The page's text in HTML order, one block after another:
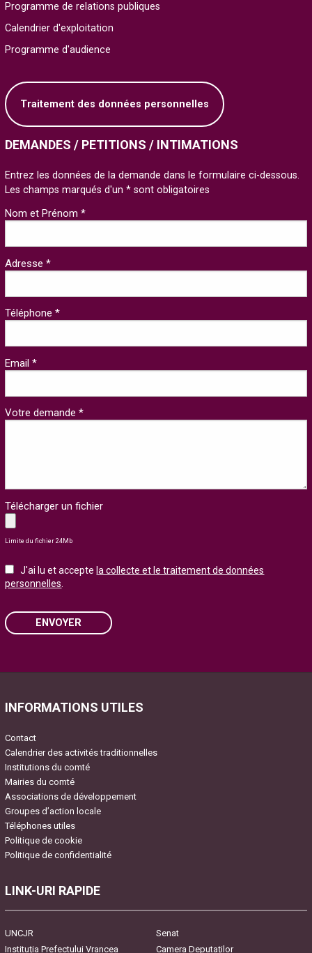
Programme de relations publiques
Calendrier d'exploitation
Programme d'audience
Traitement des données personnelles
DEMANDES / PETITIONS / INTIMATIONS
Entrez les données de la demande dans le formulaire ci-dessous.
Les champs marqués d'un * sont obligatoires
Nom et Prénom *
Adresse *
Téléphone *
Email *
Votre demande *
Télécharger un fichier
Limite du fichier 24Mb
J'ai lu et accepte la collecte et le traitement de données
personnelles
ENVOYER
INFORMATIONS UTILES
Contact
Calendrier des activités traditionnelles
Institutions du comté
Mairies du comté
Associations de développement
Groupes d’action locale
Téléphones utiles
Politique de cookie
Politique de confidentialité
LINK-URI RAPIDE
UNCJR
Senat
Instituția Prefectului Vrancea
Camera Deputaților